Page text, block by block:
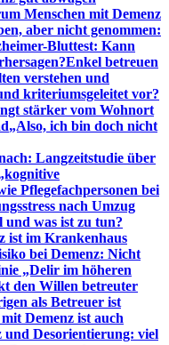
Menschen mit Demenz
aber nicht genommen:
Bluttest: Kann
Enkel betreuen
verstehen und
kriteriumsgeleitet vor?
stärker vom Wohnort
„Also, ich bin doch nicht
Langzeitstudie über
Pflegefachpersonen bei
nach Umzug
und was ist zu tun?
ist im Krankenhaus
bei Demenz: Nicht
„Delir im höheren
den Willen betreuter
als Betreuer ist
Demenz ist auch
und Desorientierung: viel